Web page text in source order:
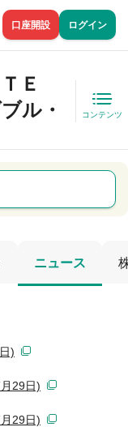
口座開設 ログイン
Ｅ
ル・
コンテンツ
ニュース
)
29日)
29日)